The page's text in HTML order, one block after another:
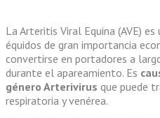
La Arteritis Viral Equina (AVE) es
équidos de gran importancia
convertirse en portadores a
durante el apareamiento. Es
género Arterivirus que puede
respiratoria y venérea.